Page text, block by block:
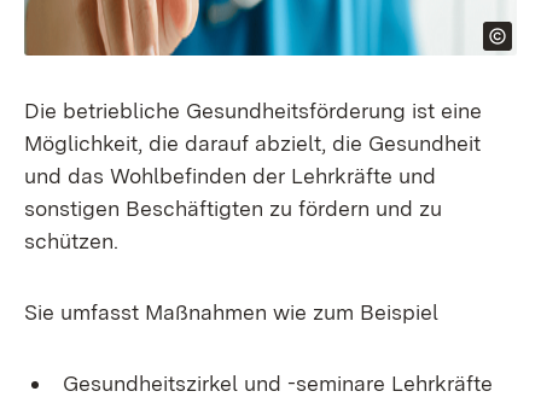
Die betriebliche Gesundheitsförderung ist eine
Möglichkeit, die darauf abzielt, die Gesundheit
und das Wohlbefinden der Lehrkräfte und
sonstigen Beschäftigten zu fördern und zu
schützen.
Sie umfasst Maßnahmen wie zum Beispiel
Gesundheitszirkel und -seminare Lehrkräfte